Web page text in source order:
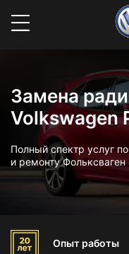
Замена
Volkswagen
Полный спектр услуг
и ремонту Фольксваген
Опыт работы